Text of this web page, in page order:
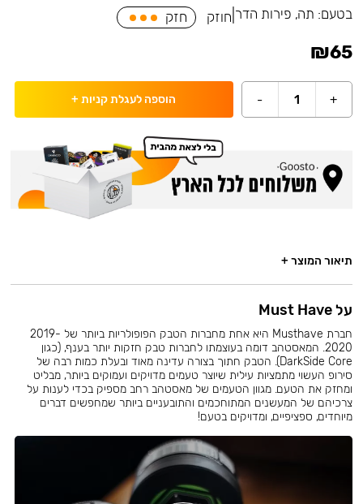
בטעם: תה, פירות הדר חוזק חזק
₪65
+
1
- הוספה לעגלת קניות +
תיאור המוצר +
על Must Have
חברת Musthave היא אחת מחברות הטבק הפופולריות ביותר של 2019-
2020. המאסטהב דומה בעוצמתו לחברות טבק חזקות יותר בענף, (כגון
DarkSide Core). הטבק חתוך בצורה עדינה מאוד ובעלת כמות רבה של
סירופ העשוי מתמציות עילית שיוצר טעמים מדויקים ועמוקים ביותר, מבליט
ומחזק את הטעם. מגוון הטעמים של מאסטהב רחב מספיק בכדי לענות על
צרכיהם של המעשנים המתוחכמים והתובעניים ביותר שמחפשים דברים
מיוחדים, ספציפיים, ומדויקים בטעם!